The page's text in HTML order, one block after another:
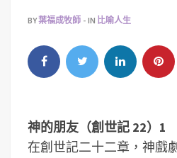
BY葉福成牧師 IN 比喻人生
神的朋友（創世記 22） 1
在創世記二十二章，神戲